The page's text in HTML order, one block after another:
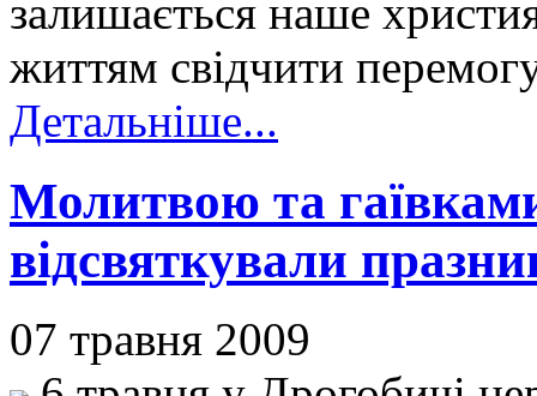
залишається наше
життям свідчити
Детальніше...
Молитвою та
відсвяткували
07 травня 2009